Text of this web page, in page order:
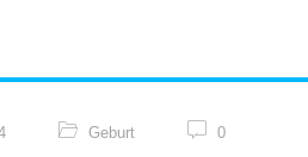
Geburt 0